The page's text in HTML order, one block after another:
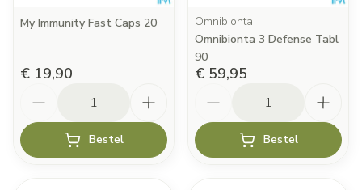
My Immunity Fast Caps 20
€ 19,90
Bestel
Omnibionta
Omnibionta 3 Defense Tabl
90
€ 59,95
Bestel